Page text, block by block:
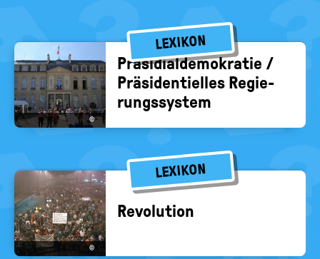
LEXIKON
©
Prä­si­di­al­de­mo­kra­tie /
Prä­si­den­ti­el­les Re­gie­
rungs­sys­tem
LEXIKON
©
Re­vo­lu­ti­on